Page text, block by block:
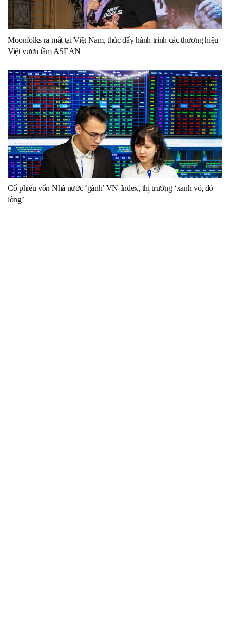
Moonfolks ra mắt tại Việt Nam, thúc đẩy hành trình các thương hiệu
Việt vươn tầm ASEAN
Cổ phiếu vốn Nhà nước ‘gánh’ VN-Index, thị trường ‘xanh vỏ, đỏ
lòng’